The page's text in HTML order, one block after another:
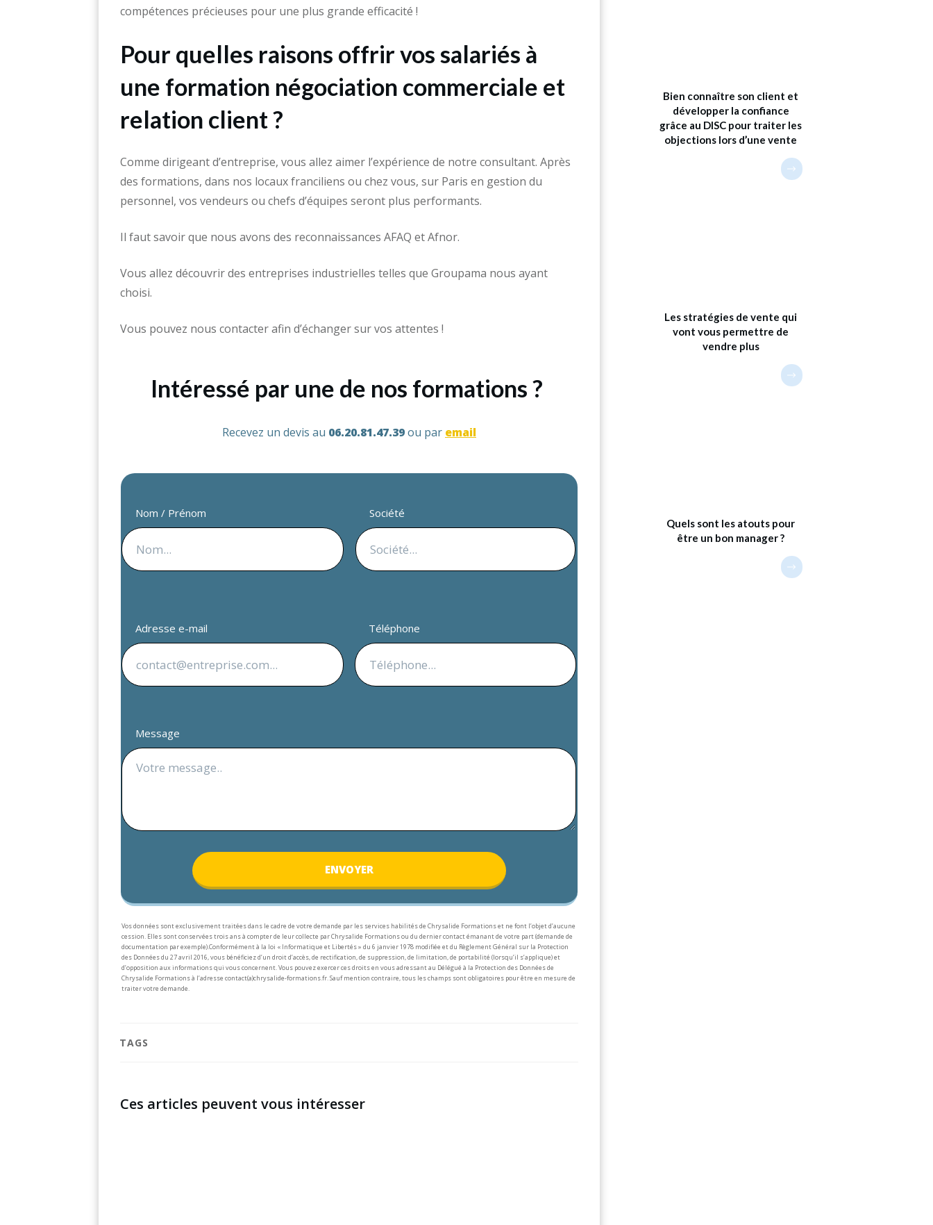
compétences précieuses pour une plus grande efficacité !
Pour quelles raisons offrir vos salariés à
une formation négociation commerciale et
relation client ?
Comme dirigeant d’entreprise, vous allez aimer l’expérience de notre consultant. Après
des formations, dans nos locaux franciliens ou chez vous, sur Paris en gestion du
personnel, vos vendeurs ou chefs d’équipes seront plus performants.
Il faut savoir que nous avons des reconnaissances AFAQ et Afnor.
Vous allez découvrir des entreprises industrielles telles que Groupama nous ayant
choisi.
Vous pouvez nous contacter afin d’échanger sur vos attentes !
Intéressé par une de nos formations ?
Recevez un devis au 06.20.81.47.39ou par email
Nom / Prénom Société
Adresse e-mail Téléphone
Message
ENVOYER
Vos données sont exclusivement traitées dans le cadre de votre demande par les services habilités de Chrysalide Formations et ne font l’objet d’aucune
cession. Elles sont conservées trois ans à compter de leur collecte par Chrysalide Formations ou du dernier contact émanant de votre part (demande de
documentation par exemple).Conformément à la loi « Informatique et Libertés » du 6 janvier 1978 modifiée et du Règlement Général sur la Protection
des Données du 27 avril 2016, vous bénéficiez d’un droit d’accès, de rectification, de suppression, de limitation, de portabilité (lorsqu’il s’applique) et
d’opposition aux informations qui vous concernent. Vous pouvez exercer ces droits en vous adressant au Délégué à la Protection des Données de
Chrysalide Formations à l’adresse contact(a)chrysalide-formations.fr.Sauf mention contraire, tous les champs sont obligatoires pour être en mesure de
traiter votre demande.
TAGS
Ces articles peuvent vous intéresser
Bien connaître son client et
développer la confiance
grâce au DISC pour traiter les
objections lors d’une vente
Les stratégies de vente qui
vont vous permettre de
vendre plus
Quels sont les atouts pour
être un bon manager ?